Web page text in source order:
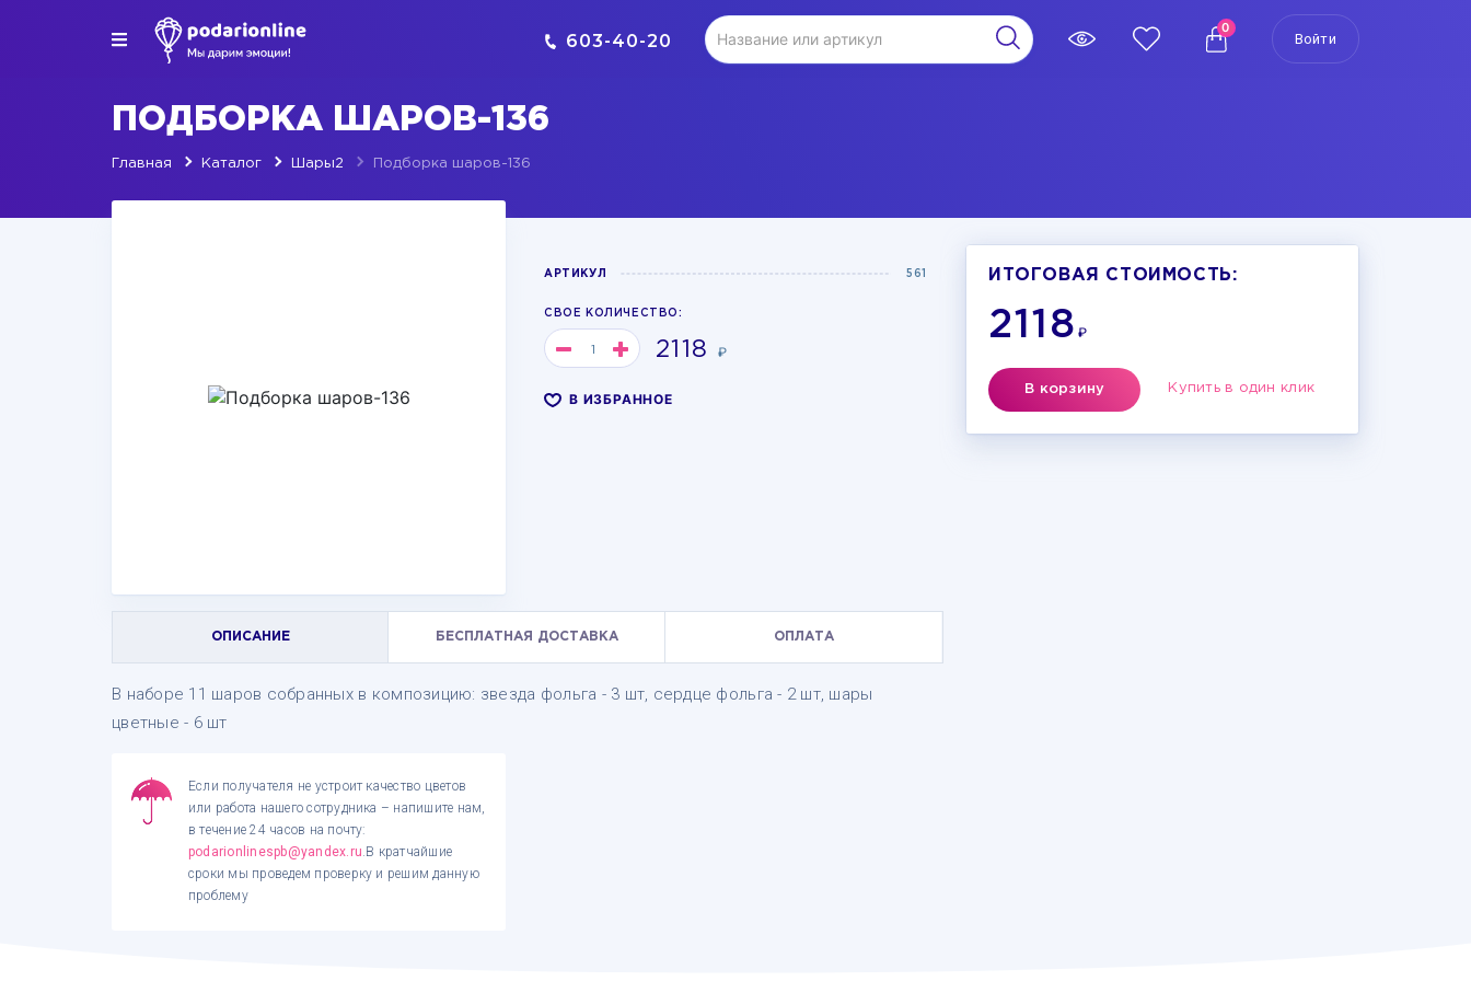
603-40-20
0
Войти
ПОДБОРКА ШАРОВ-136
Главная Каталог Шары2 Подборка шаров-136
АРТИКУЛ 561
СВОЕ КОЛИЧЕСТВО:
2118 ₽
В ИЗБРАННОЕ
ОПИСАНИЕ БЕСПЛАТНАЯ ДОСТАВКА ОПЛАТА
В наборе 11 шаров собранных в композицию: звезда фольга - 3 шт, сердце фольга - 2 шт, шары
цветные - 6 шт
Если получателя не устроит качество цветов
или работа нашего сотрудника – напишите нам,
в течение 24 часов на почту:
podarionlinespb@yandex.ru.В кратчайшие
сроки мы проведем проверку и решим данную
проблему
ИТОГОВАЯ СТОИМОСТЬ:
2118 ₽
В корзину Купить в один клик